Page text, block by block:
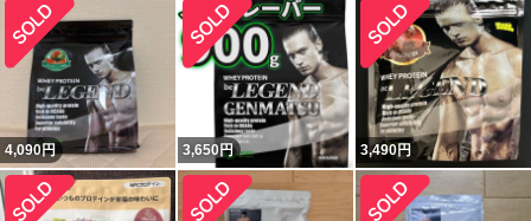
4,090円 3,650円 3,490円